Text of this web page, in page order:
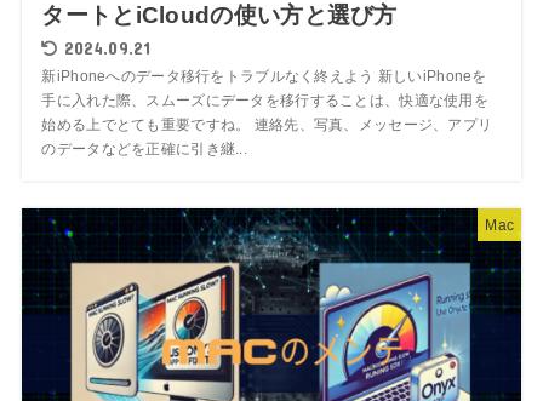
タートとiCloudの使い方と選び方
2024.09.21
新iPhoneへのデータ移行をトラブルなく終えよう 新しいiPhoneを
手に入れた際、スムーズにデータを移行することは、快適な使用を
始める上でとても重要ですね。 連絡先、写真、メッセージ、アプリ
のデータなどを正確に引き継...
Mac